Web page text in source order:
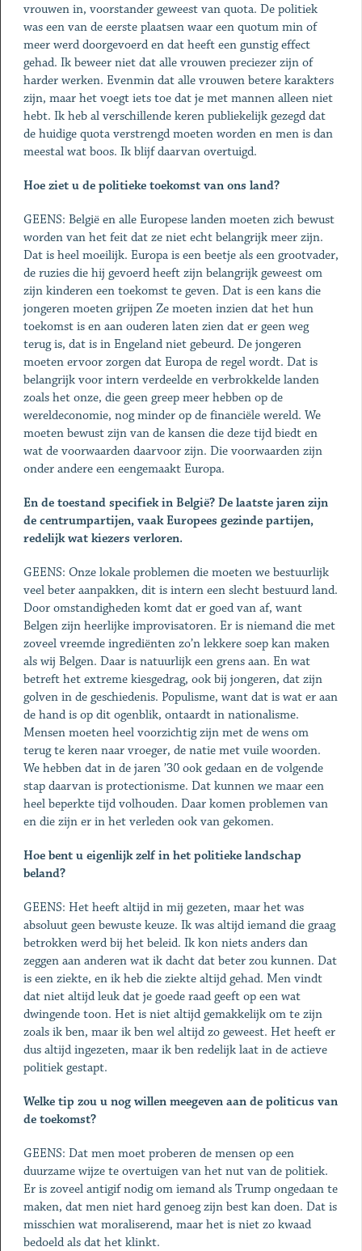
vrouwen in, voorstander geweest van quota. De politiek
was een van de eerste plaatsen waar een quotum min of
meer werd doorgevoerd en dat heeft een gunstig effect
gehad. Ik beweer niet dat alle vrouwen preciezer zijn of
harder werken. Evenmin dat alle vrou­wen betere karakters
zijn, maar het voegt iets toe dat je met man­nen alleen niet
hebt. Ik heb al verschillende keren publiekelijk gezegd dat
de huidige quota verstrengd moeten worden en men is dan
meestal wat boos. Ik blijf daarvan overtuigd.
Hoe ziet u de politieke toekomst van ons land?
GEENS: België en alle Europese landen moeten zich bewust
wor­den van het feit dat ze niet echt belangrijk meer zijn.
Dat is heel moeilijk. Europa is een beetje als een grootvader,
de ruzies die hij gevoerd heeft zijn belangrijk geweest om
zijn kinderen een toekomst te geven. Dat is een kans die
jongeren moeten grijpen Ze moeten inzien dat het hun
toekomst is en aan ouderen laten zien dat er geen weg
terug is, dat is in Engeland niet gebeurd. De jongeren
moeten ervoor zorgen dat Europa de regel wordt. Dat is
belangrijk voor intern verdeelde en verbrokkelde landen
zoals het onze, die geen greep meer hebben op de
wereldeconomie, nog minder op de financiële wereld. We
moeten bewust zijn van de kansen die deze tijd biedt en
wat de voorwaarden daarvoor zijn. Die voorwaarden zijn
onder andere een eengemaakt Europa.
En de toestand specifiek in België? De laatste jaren zijn
de cen­trumpartijen, vaak Europees gezinde partijen,
redelijk wat kiezers verloren.
GEENS: Onze lokale problemen die moeten we bestuurlijk
veel beter aanpakken, dit is intern een slecht bestuurd land.
Door om­standigheden komt dat er goed van af, want
Belgen zijn heerlijke improvisatoren. Er is niemand die met
zoveel vreemde ingredi­ënten zo’n lekkere soep kan maken
als wij Belgen. Daar is na­tuurlijk een grens aan. En wat
betreft het extreme kiesgedrag, ook bij jongeren, dat zijn
golven in de geschiedenis. Populisme, want dat is wat er aan
de hand is op dit ogenblik, ontaardt in na­tionalisme.
Mensen moeten heel voorzichtig zijn met de wens om
terug te keren naar vroeger, de na­tie met vuile woorden.
We hebben dat in de jaren ’30 ook gedaan en de volgende
stap daarvan is pro­tectionisme. Dat kunnen we maar een
heel beperkte tijd volhouden. Daar komen problemen van
en die zijn er in het verleden ook van ge­komen.
Hoe bent u eigenlijk zelf in het politieke landschap
beland?
GEENS: Het heeft altijd in mij gezeten, maar het was
absoluut geen bewuste keuze. Ik was altijd iemand die graag
betrokken werd bij het beleid. Ik kon niets anders dan
zeggen aan anderen wat ik dacht dat beter zou kunnen. Dat
is een ziekte, en ik heb die ziekte altijd gehad. Men vindt
dat niet altijd leuk dat je goede raad geeft op een wat
dwingende toon. Het is niet altijd gemak­kelijk om te zijn
zoals ik ben, maar ik ben wel altijd zo geweest. Het heeft er
dus altijd ingezeten, maar ik ben redelijk laat in de actieve
politiek gestapt.
Welke tip zou u nog willen meegeven aan de politicus van
de toekomst?
GEENS: Dat men moet proberen de mensen op een
duurzame wijze te overtuigen van het nut van de politiek.
Er is zoveel anti­gif nodig om iemand als Trump ongedaan te
maken, dat men niet hard genoeg zijn best kan doen. Dat is
misschien wat moralise­rend, maar het is niet zo kwaad
bedoeld als dat het klinkt.